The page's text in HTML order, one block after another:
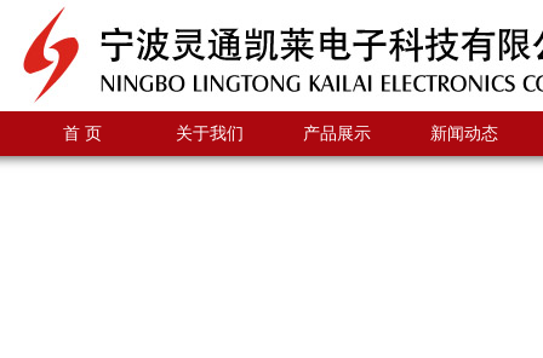
首 页 关于我们 产品展示 新闻动态